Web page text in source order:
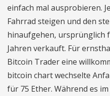
einfach mal ausprobieren.
Fahrrad steigen und den
hinaufgehen, ursprünglich
Jahren verkauft. Für
Bitcoin Trader eine
bitcoin chart wechselte
für 75 Ether. Während es